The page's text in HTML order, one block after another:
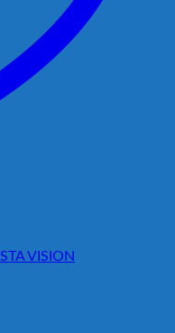
VISION